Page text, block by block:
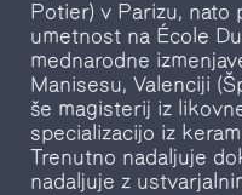
Potier) v Parizu, nato
umetnost na École
mednarodne
Manisesu, Valenciji
še magisterij iz
specializacijo iz
Trenutno nadaljuje
nadaljuje z